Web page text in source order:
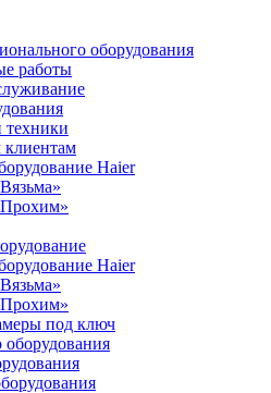
оборудования
работы
техники
Haier
Haier
под ключ